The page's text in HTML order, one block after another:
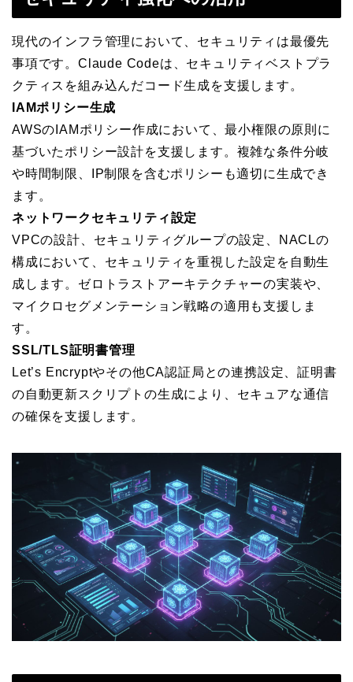
現代のインフラ管理において、セキュリティは最優先
事項です。Claude Codeは、セキュリティベストプラ
クティスを組み込んだコード生成を支援します。
IAMポリシー生成
AWSのIAMポリシー作成において、最小権限の原則に
基づいたポリシー設計を支援します。複雑な条件分岐
や時間制限、IP制限を含むポリシーも適切に生成でき
ます。
ネットワークセキュリティ設定
VPCの設計、セキュリティグループの設定、NACLの
構成において、セキュリティを重視した設定を自動生
成します。ゼロトラストアーキテクチャーの実装や、
マイクロセグメンテーション戦略の適用も支援しま
す。
SSL/TLS証明書管理
Let’s Encryptやその他CA認証局との連携設定、証明書
の自動更新スクリプトの生成により、セキュアな通信
の確保を支援します。